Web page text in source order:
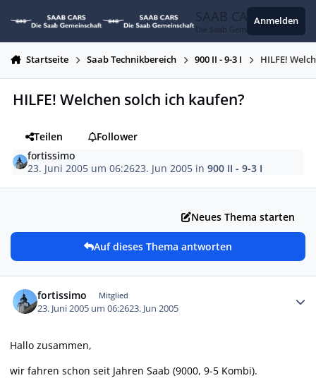
SAAB CARS
Die Saab Gemeinschaft
Anmelden
Startseite Saab Technikbereich 900 II - 9-3 I HILFE!
HILFE! Welchen solch ich kaufen?
Teilen
Follower
fortissimo
23. Juni 2005 um 06:2623. Jun 2005 in900 II - 9-3 I
Neues Thema starten
Auf dieses Thema antworten
fortissimo Mitglied
23. Juni 2005 um 06:2623. Jun 2005
Hallo zusammen,
wir fahren schon seit Jahren Saab (9000, 9-5 Kombi).